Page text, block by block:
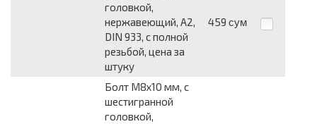
головкой,
нержавеющий, А2,
DIN 933, с полной
резьбой, цена за
штуку
459 сум
Болт М8x10 мм, с
шестигранной
головкой,